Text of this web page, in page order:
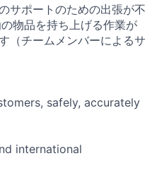
サポートのための出張が不
物品を持ち上げる作業が
（チームメンバーによるサ
safely, accurately
international